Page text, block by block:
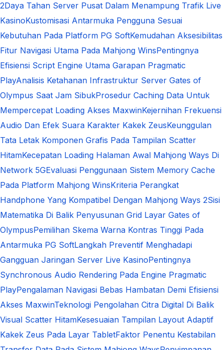
2Daya Tahan Server Pusat Dalam Menampung Trafik Live
KasinoKustomisasi Antarmuka Pengguna Sesuai
Kebutuhan Pada Platform PG SoftKemudahan Aksesibilitas
Fitur Navigasi Utama Pada Mahjong WinsPentingnya
Efisiensi Script Engine Utama Garapan Pragmatic
PlayAnalisis Ketahanan Infrastruktur Server Gates of
Olympus Saat Jam SibukProsedur Caching Data Untuk
Mempercepat Loading Akses MaxwinKejernihan Frekuensi
Audio Dan Efek Suara Karakter Kakek ZeusKeunggulan
Tata Letak Komponen Grafis Pada Tampilan Scatter
HitamKecepatan Loading Halaman Awal Mahjong Ways Di
Network 5GEvaluasi Penggunaan Sistem Memory Cache
Pada Platform Mahjong WinsKriteria Perangkat
Handphone Yang Kompatibel Dengan Mahjong Ways 2Sisi
Matematika Di Balik Penyusunan Grid Layar Gates of
OlympusPemilihan Skema Warna Kontras Tinggi Pada
Antarmuka PG SoftLangkah Preventif Menghadapi
Gangguan Jaringan Server Live KasinoPentingnya
Synchronous Audio Rendering Pada Engine Pragmatic
PlayPengalaman Navigasi Bebas Hambatan Demi Efisiensi
Akses MaxwinTeknologi Pengolahan Citra Digital Di Balik
Visual Scatter HitamKesesuaian Tampilan Layout Adaptif
Kakek Zeus Pada Layar TabletFaktor Penentu Kestabilan